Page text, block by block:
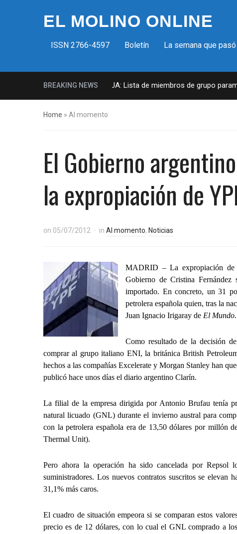
EL MOLINO ONLINE
ISSN 2766-4597 Boletín La semana que pasó
BREAKING NEWS
Milicias fascistas en EUA: Lista de miembros de grupo
Home » Al momento
El Gobierno
la expropiación de
on 05/07/2012 in Al momento, Noticias
MADRID – La expropiación de
Gobierno de Cristina
importado. En concreto, un 31
petrolera española quien, tras la
Juan Ignacio Irigaray de El Mundo.
Como resultado de la decisión
comprar al grupo italiano ENI, la británica British
hechos a las compañías Excelerate y Morgan Stanley han
publicó hace unos días el diario argentino Clarín.
La filial de la empresa dirigida por Antonio Brufau tenía
natural licuado (GNL) durante el invierno austral para
con la petrolera española era de 13,50 dólares por millón
Thermal Unit).
Pero ahora la operación ha sido cancelada por
suministradores. Los nuevos contratos suscritos se
31,1% más caros.
El cuadro de situación empeora si se comparan estos
precio es de 12 dólares, con lo cual el GNL comprado a